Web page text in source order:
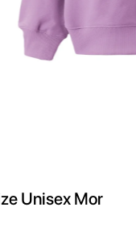
Unisex Mor